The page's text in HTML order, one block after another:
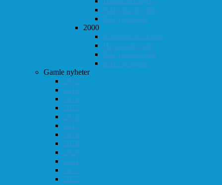
KM i hurtigsjakk
KM i lynsjakk
2000
Klubbmesterskapet
Høstturneringen
KM i hurtigsjakk
KM i lynsjakk
Gamle nyheter
2012
2013
2014
2015
2016
2017
2018
2019
2020
2021
2022
2023